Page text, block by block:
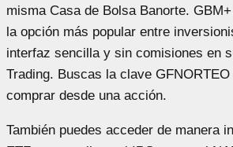
misma Casa de Bolsa Banorte.
la opción más popular entre
interfaz sencilla y sin comisiones en
Trading. Buscas la clave
comprar desde una acción.
También puedes acceder de manera